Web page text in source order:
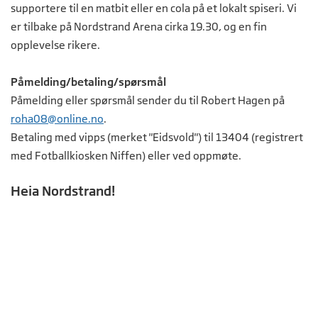
supportere til en matbit eller en cola på et lokalt spiseri. Vi
er tilbake på Nordstrand Arena cirka 19.30, og en fin
opplevelse rikere.
Påmelding/betaling/spørsmål
Påmelding eller spørsmål sender du til Robert Hagen på
roha08@online.no.
Betaling med vipps (merket "Eidsvold") til 13404 (registrert
med Fotballkiosken Niffen) eller ved oppmøte.
Heia Nordstrand!